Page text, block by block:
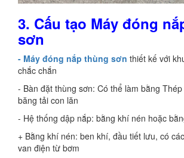
3. Cấu tạo Máy đóng
sơn
- Máy đóng nắp thùng sơn thiết kế với
chắc chắn
- Bàn đặt thùng sơn: Có thể làm bằng
băng tải con lăn
- Hệ thống dập nắp: bằng khí nén hoặc
+ Bằng khí nén: ben khí, đầu tiết lưu, có
van điện từ bơm